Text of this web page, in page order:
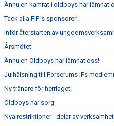
Ännu en kamrat i oldboys har lämnat
Tack alla FIF´s sponsorer!
Inför återstarten av
Årsmötet
Ännu en Oldboys har lämnat oss!
Julhälsning till Forserums IFs
Ny tränare för herrlaget!
Oldboys har sorg
Nya restriktioner - delar av